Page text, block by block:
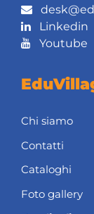
Linkedin
Youtube
Chi siamo
Contatti
Cataloghi
Foto gallery